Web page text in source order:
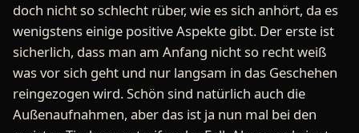
doch nicht so schlecht rüber, wie es sich anhört, da es
wenigstens einige positive Aspekte gibt. Der erste ist
sicherlich, dass man am Anfang nicht so recht weiß
was vor sich geht und nur langsam in das Geschehen
reingezogen wird. Schön sind natürlich auch die
Außenaufnahmen, aber das ist ja nun mal bei den